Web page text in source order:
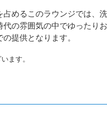
めるこのラウンジでは、
の雰囲気の中でゆったりお
提供となります。
ます。